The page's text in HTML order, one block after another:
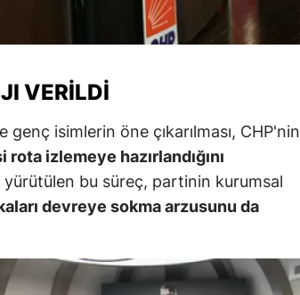
VERILDI
genç isimlerin öne çıkarılması, CHP'nin
rota izlemeye hazırlandığını
bu süreç, partinin kurumsal
devreye sokma arzusunu da